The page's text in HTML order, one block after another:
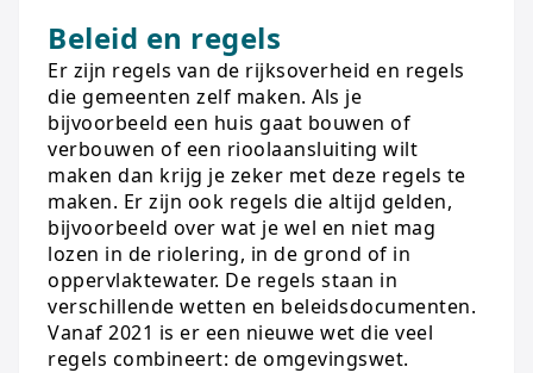
Beleid en regels
Er zijn regels van de rijksoverheid en regels
die gemeenten zelf maken. Als je
bijvoorbeeld een huis gaat bouwen of
verbouwen of een rioolaansluiting wilt
maken dan krijg je zeker met deze regels te
maken. Er zijn ook regels die altijd gelden,
bijvoorbeeld over wat je wel en niet mag
lozen in de riolering, in de grond of in
oppervlaktewater. De regels staan in
verschillende wetten en beleidsdocumenten.
Vanaf 2021 is er een nieuwe wet die veel
regels combineert: de omgevingswet.